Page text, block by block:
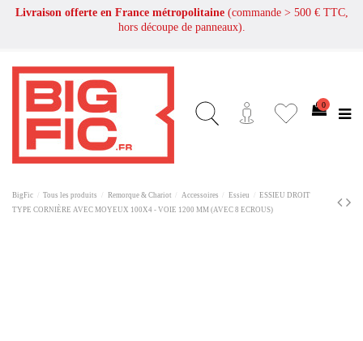
Livraison offerte en France métropolitaine (commande > 500 € TTC,
hors découpe de panneaux).
0
BigFic Tous les produits Remorque & Chariot Accessoires Essieu
ESSIEU DROIT
TYPE CORNIÈRE AVEC MOYEUX 100X4 - VOIE 1200 MM (AVEC 8 ECROUS)